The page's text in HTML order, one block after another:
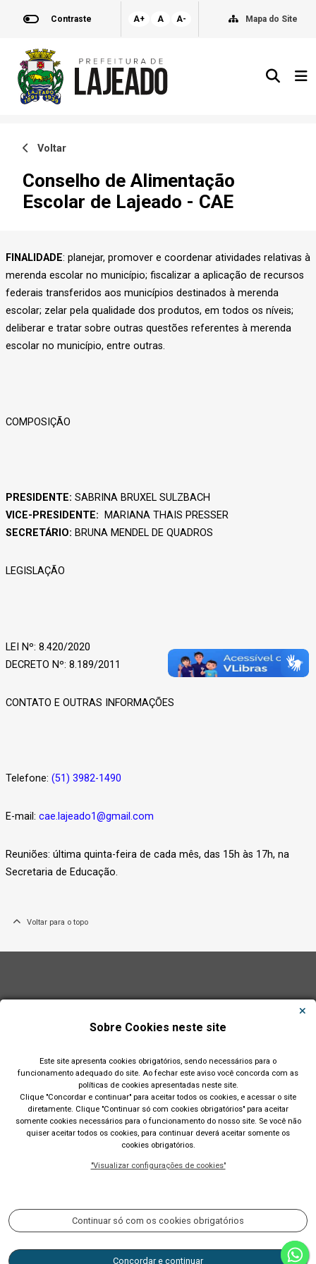
Contraste A+ A A- Mapa do Site
Voltar
Conselho de Alimentação
Escolar de Lajeado - CAE
FINALIDADE: planejar, promover e coordenar atividades relativas à
merenda escolar no município; fiscalizar a aplicação de recursos
federais transferidos aos municípios destinados à merenda
escolar; zelar pela qualidade dos produtos, em todos os níveis;
deliberar e tratar sobre outras questões referentes à merenda
escolar no município, entre outras.
COMPOSIÇÃO
PRESIDENTE: SABRINA BRUXEL SULZBACH
VICE-PRESIDENTE: MARIANA THAIS PRESSER
SECRETÁRIO: BRUNA MENDEL DE QUADROS
LEGISLAÇÃO
LEI Nº: 8.420/2020
DECRETO Nº: 8.189/2011
CONTATO E OUTRAS INFORMAÇÕES
Telefone: (51) 3982-1490
E-mail: cae.lajeado1@gmail.com
Reuniões: última quinta-feira de cada mês, das 15h às 17h, na
Secretaria de Educação.
Voltar para o topo
Sobre Cookies neste site
Este site apresenta cookies obrigatórios, sendo necessários para o
funcionamento adequado do site. Ao fechar este aviso você concorda com as
políticas de cookies apresentadas neste site.
Clique "Concordar e continuar" para aceitar todos os cookies, e acessar o site
diretamente. Clique "Continuar só com cookies obrigatórios" para aceitar
somente cookies necessários para o funcionamento do nosso site. Se você não
quiser aceitar todos os cookies, para continuar deverá aceitar somente os
cookies obrigatórios.
"Visualizar configurações de cookies"
Continuar só com os cookies obrigatórios
Concordar e continuar
Prefeitura Municipal de Lajeado (RS)
Rua Cel. Júlio May, 242 - Telefone (51) 3982 1000